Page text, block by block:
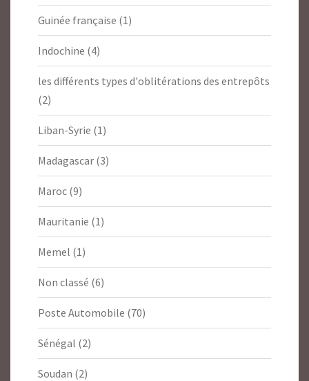
Guinée française (1)
Indochine (4)
les différents types d'oblitérations des entrepôts
(2)
Liban-Syrie (1)
Madagascar (3)
Maroc (9)
Mauritanie (1)
Memel (1)
Non classé (6)
Poste Automobile (70)
Sénégal (2)
Soudan (2)